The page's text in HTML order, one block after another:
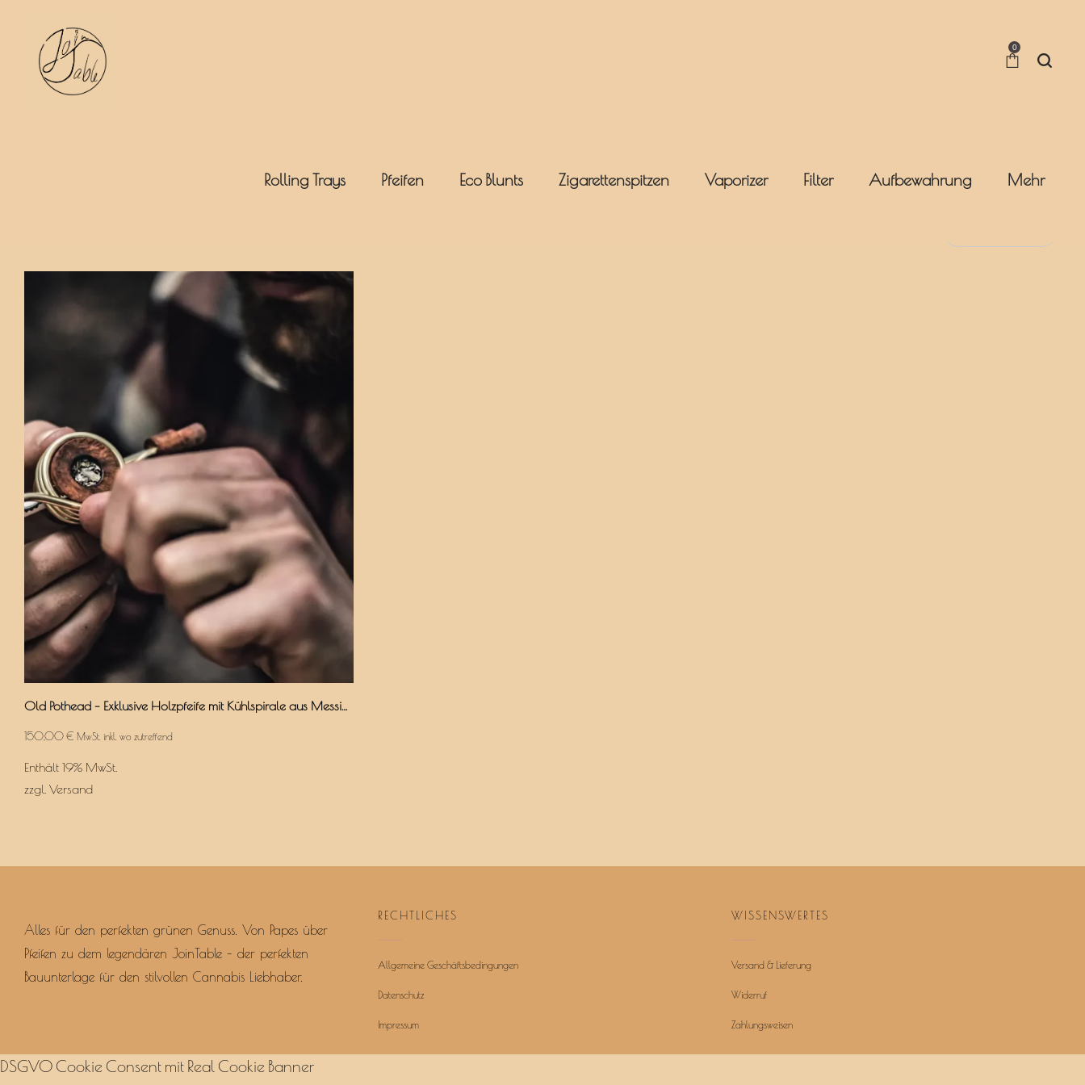
UMO®
0
Rolling Trays Pfeifen Eco Blunts Zigarettenspitzen Vaporizer Filter Aufbewahrung Mehr
Old Pothead – Exklusive Holzpfeife mit Kühlspirale aus Messing & Aktivkohlefilter
150,00 € MwSt. inkl. wo zutreffend
Enthält 19% MwSt.
zzgl. Versand
Alles für den perfekten grünen Genuss. Von Papes über
Pfeifen zu dem legendären JoinTable – der perfekten
Bauunterlage für den stilvollen Cannabis Liebhaber.
RECHTLICHES
Allgemeine Geschäftsbedingungen
Datenschutz
Impressum
WISSENSWERTES
Versand & Lieferung
Widerruf
Zahlungsweisen
DSGVO Cookie Consent mit Real Cookie Banner